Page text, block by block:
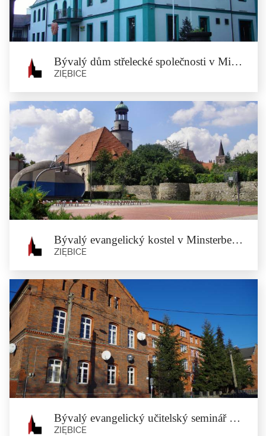
V roce 1946 se na základní škole učilo 95 žáků židovského...
Bývalý dům střelecké společnosti v Minsterberku
ZIĘBICE
Bývalý dům střelecké společnosti v
Minsterberku
Ziębice
Budova byla postavena střelecké společností v Minsterberku v roce 1897. Bylo
v...
Bývalý evangelický kostel v Minsterberku
ZIĘBICE
Bývalý evangelický kostel v
Minsterberku
Ziębice
Kostel byl postaven v letech 1796–1797 podle návrhu architekta N. von
Gnaisenau....
Bývalý evangelický učitelský seminář v Minsterberku
ZIĘBICE